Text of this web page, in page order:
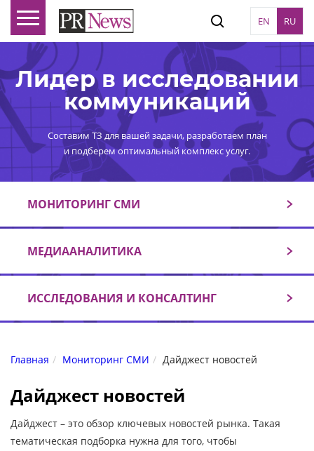
EN RU
Лидер в исследовании
коммуникаций
Составим ТЗ для вашей задачи, разработаем план
и подберем оптимальный комплекс услуг.
МОНИТОРИНГ СМИ
МЕДИААНАЛИТИКА
ИССЛЕДОВАНИЯ И КОНСАЛТИНГ
Главная Мониторинг СМИ Дайджест новостей
Дайджест новостей
Дайджест – это обзор ключевых новостей рынка. Такая
тематическая подборка нужна для того, чтобы